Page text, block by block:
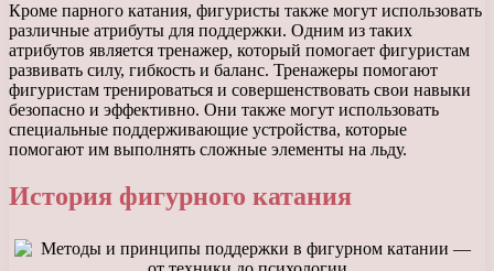
Кроме парного катания, фигуристы также могут использовать
различные атрибуты для поддержки. Одним из таких
атрибутов является тренажер, который помогает фигуристам
развивать силу, гибкость и баланс. Тренажеры помогают
фигуристам тренироваться и совершенствовать свои навыки
безопасно и эффективно. Они также могут использовать
специальные поддерживающие устройства, которые
помогают им выполнять сложные элементы на льду.
История фигурного катания